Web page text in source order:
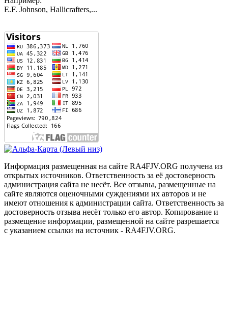
E.F. Johnson, Hallicrafters,...
Информация размещенная на сайте RA4FJV.ORG получена из
открытых источников. Ответственность за её достоверность
администрация сайта не несёт. Все отзывы, размещенные на
сайте являются оценочными суждениями их авторов и не
имеют отношения к администрации сайта. Ответственность за
достоверность отзыва несёт только его автор. Копирование и
размещение информации, размещенной на сайте разрешается
с указанием ссылки на источник - RA4FJV.ORG.